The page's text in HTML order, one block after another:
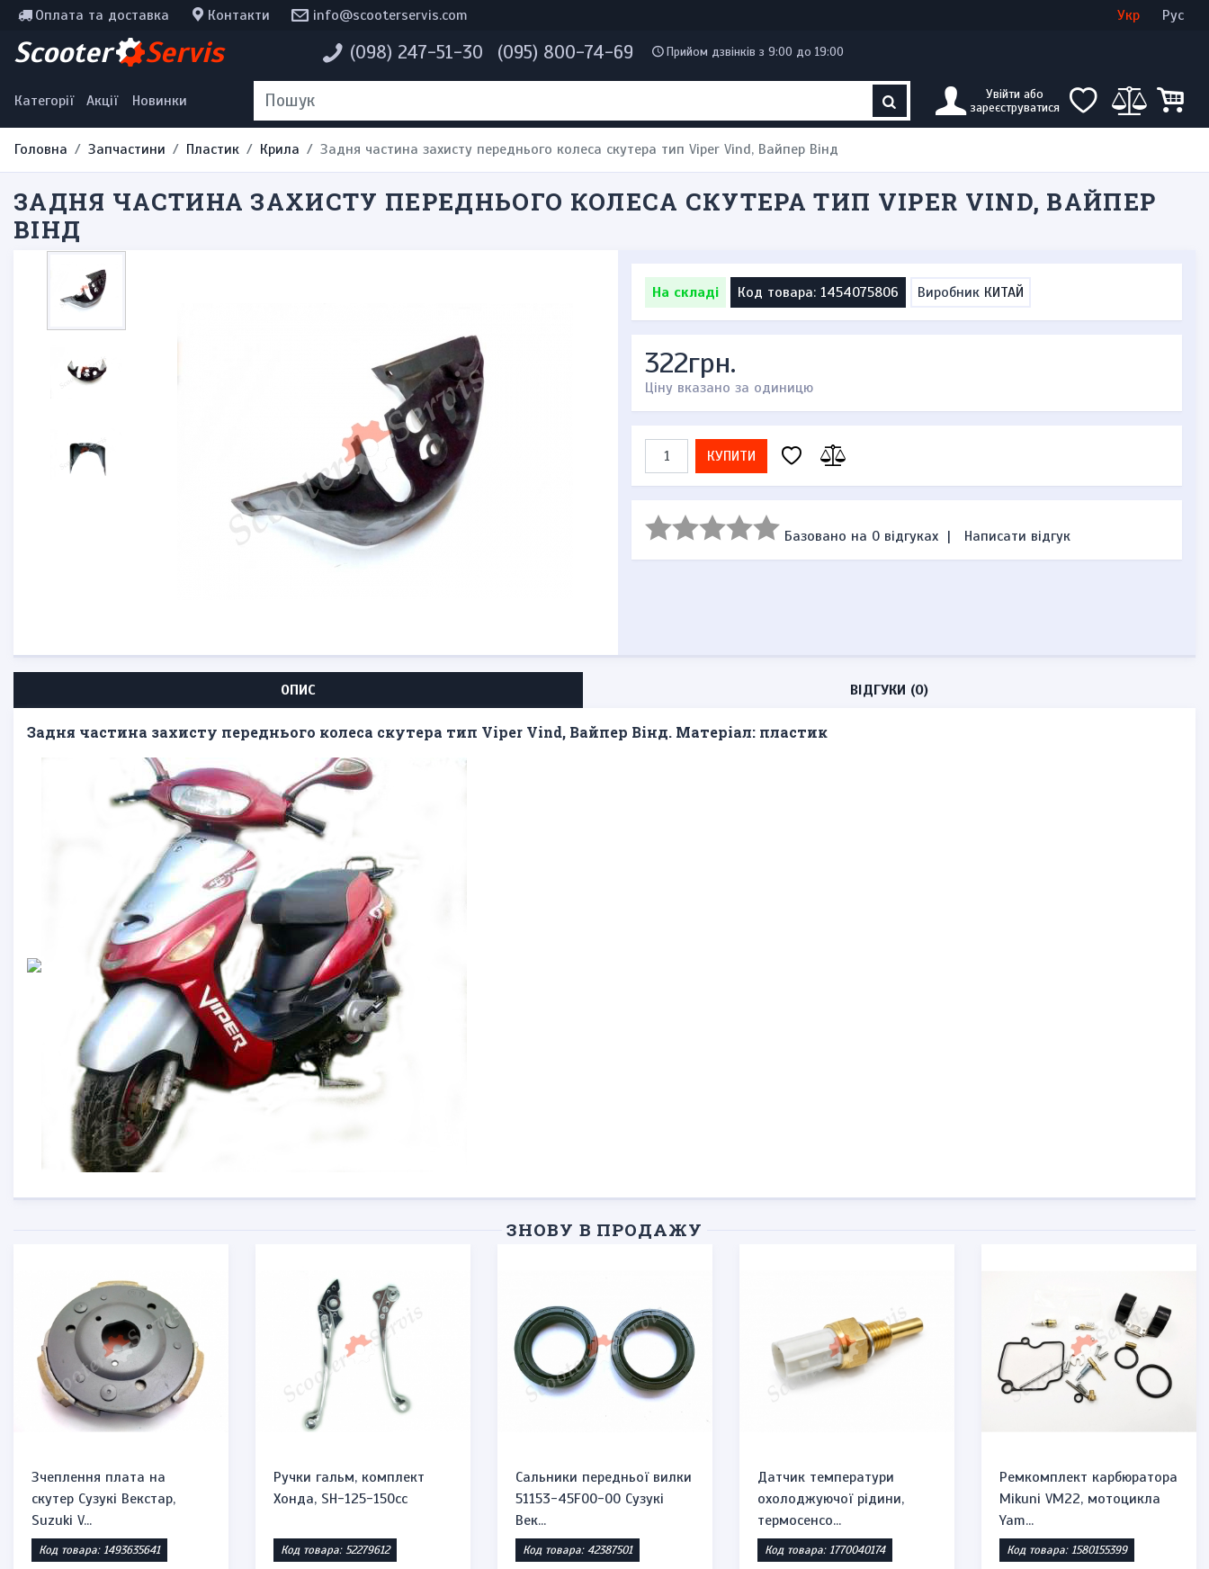
Оплата та доставка Контакти info@scooterservis.com Укр Рус
Scooter Servis (098) 247-51-30 (095) 800-74-69 Прийом дзвінків з 9:00 до 19:00
Категорії Акції Новинки
Увійти або
зареєструватися
Інструменти, мотохімія
Наклейки
Одяг та екіпірування
Головна Запчастини Пластик Крила Задня частина захисту переднього колеса скутера тип Viper Vind, Вайпер Вінд
ЗАДНЯ ЧАСТИНА ЗАХИСТУ ПЕРЕДНЬОГО КОЛЕСА СКУТЕРА ТИП VIPER VIND, ВАЙПЕР
ВІНД
На складі Код товара: 1454075806 Виробник КИТАЙ
322грн.
Ціну вказано за одиницю
КУПИТИ
Базовано на 0 відгуках | Написати відгук
ОПИС ВІДГУКИ (0)
Задня частина захисту переднього колеса скутера тип Viper Vind, Вайпер Вінд. Матеріал: пластик
ЗНОВУ В ПРОДАЖУ
Зчеплення плата на
скутер Сузукі Векстар,
Suzuki V...
Код товара: 1493635641
Ручки гальм, комплект
Хонда, SH-125-150cc
Код товара: 52279612
Сальники передньої вилки
51153-45F00-00 Сузукі
Век...
Код товара: 42387501
Датчик температури
охолоджуючої рідини,
термосенсо...
Код товара: 1770040174
Ремкомплект карбюратора
Mikuni VM22, мотоцикла
Yam...
Код товара: 1580155399